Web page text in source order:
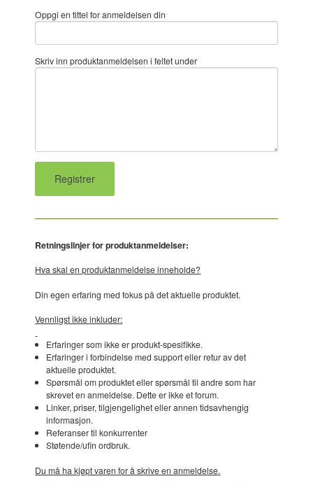
Oppgi en tittel for anmeldelsen din
Skriv inn produktanmeldelsen i feltet under
Retningslinjer for produktanmeldelser:
Hva skal en produktanmeldelse inneholde?
Din egen erfaring med fokus på det aktuelle produktet.
Vennligst ikke inkluder:
Erfaringer som ikke er produkt-spesifikke.
Erfaringer i forbindelse med support eller retur av det
aktuelle produktet.
Spørsmål om produktet eller spørsmål til andre som har
skrevet en anmeldelse. Dette er ikke et forum.
Linker, priser, tilgjengelighet eller annen tidsavhengig
informasjon.
Referanser til konkurrenter
Støtende/ufin ordbruk.
Du må ha kjøpt varen for å skrive en anmeldelse.